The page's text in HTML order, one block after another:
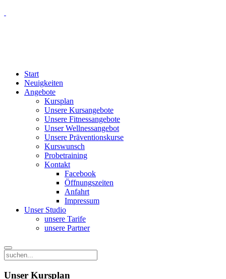
Start
Neuigkeiten
Angebote
Kursplan
Unsere Kursangebote
Unsere Fitnessangebote
Unser Wellnessangebot
Unsere Präventionskurse
Kurswunsch
Probetraining
Kontakt
Facebook
Öffnungszeiten
Anfahrt
Impressum
Unser Studio
unsere Tarife
unsere Partner
Unser Kursplan